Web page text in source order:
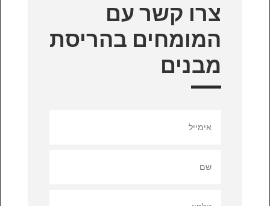
צרו קשר עם
המומחים בהריסת
מבנים